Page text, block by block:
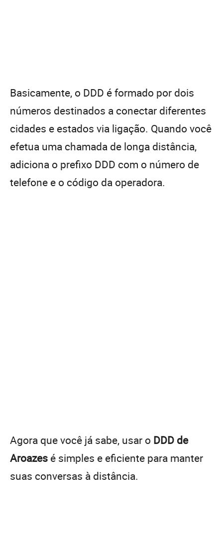
Basicamente, o DDD é formado por dois
números destinados a conectar diferentes
cidades e estados via ligação. Quando você
efetua uma chamada de longa distância,
adiciona o prefixo DDD com o número de
telefone e o código da operadora.
Agora que você já sabe, usar o DDD de
Aroazes é simples e eficiente para manter
suas conversas à distância.